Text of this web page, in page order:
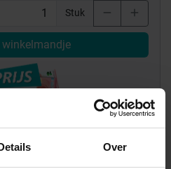
Over
Stuk
winkelmandje